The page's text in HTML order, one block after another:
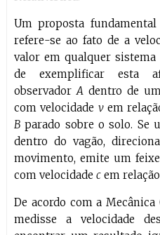
Um proposta
refere-se ao fato de a
valor em qualquer
de exemplificar esta
observadorAdentro de
com velocidade vem
Bparado sobre o solo. Se
dentro do vagão,
movimento, emite um
com velocidade cem
De acordo com a
medisse a velocidade